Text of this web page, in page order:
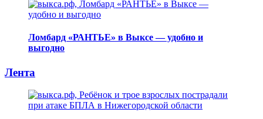
Ломбард «РАНТЬЕ» в Выксе — удобно и
выгодно
Лента